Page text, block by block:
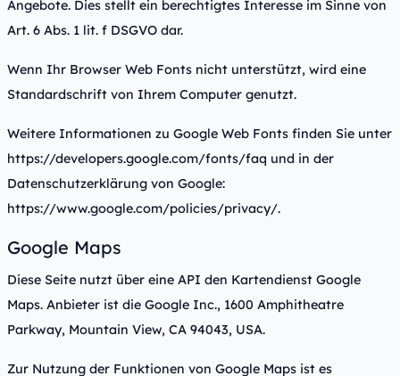
Angebote. Dies stellt ein berechtigtes Interesse im Sinne von
Art. 6 Abs. 1 lit. f DSGVO dar.
Wenn Ihr Browser Web Fonts nicht unterstützt, wird eine
Standardschrift von Ihrem Computer genutzt.
Weitere Informationen zu Google Web Fonts finden Sie unter
https://developers.google.com/fonts/faq und in der
Datenschutzerklärung von Google:
https://www.google.com/policies/privacy/.
Google Maps
Diese Seite nutzt über eine API den Kartendienst Google
Maps. Anbieter ist die Google Inc., 1600 Amphitheatre
Parkway, Mountain View, CA 94043, USA.
Zur Nutzung der Funktionen von Google Maps ist es